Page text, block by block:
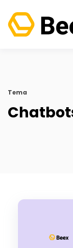
Tema